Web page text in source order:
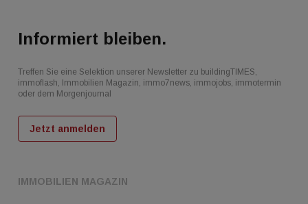
IMMOBILIEN MAGAZIN
Informiert bleiben.
Treffen Sie eine Selektion unserer Newsletter zu buildingTIMES,
immoflash, Immobilien Magazin, immo7news, immojobs, immotermin
oder dem Morgenjournal
Jetzt anmelden